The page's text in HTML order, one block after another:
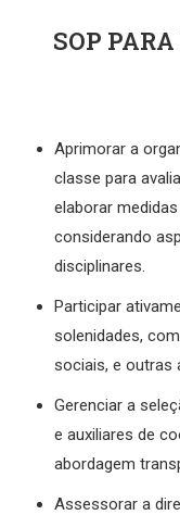
SOP
Aprimorar a
classe para
elaborar
considerando
disciplinares.
Participar
solenidades,
sociais, e outras
Gerenciar a
e auxiliares de
abordagem
Assessorar a